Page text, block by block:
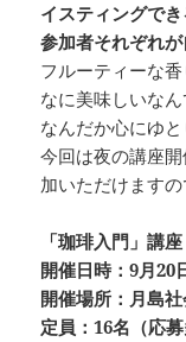
イスティングでき
参加者それぞれ
フルーティーな
なに美味しいなん
なんだか心にゆと
今回は夜の講座
加いただけます
「珈琲入門」講座
開催日時：9月
開催場所：月島
定員：16名（応